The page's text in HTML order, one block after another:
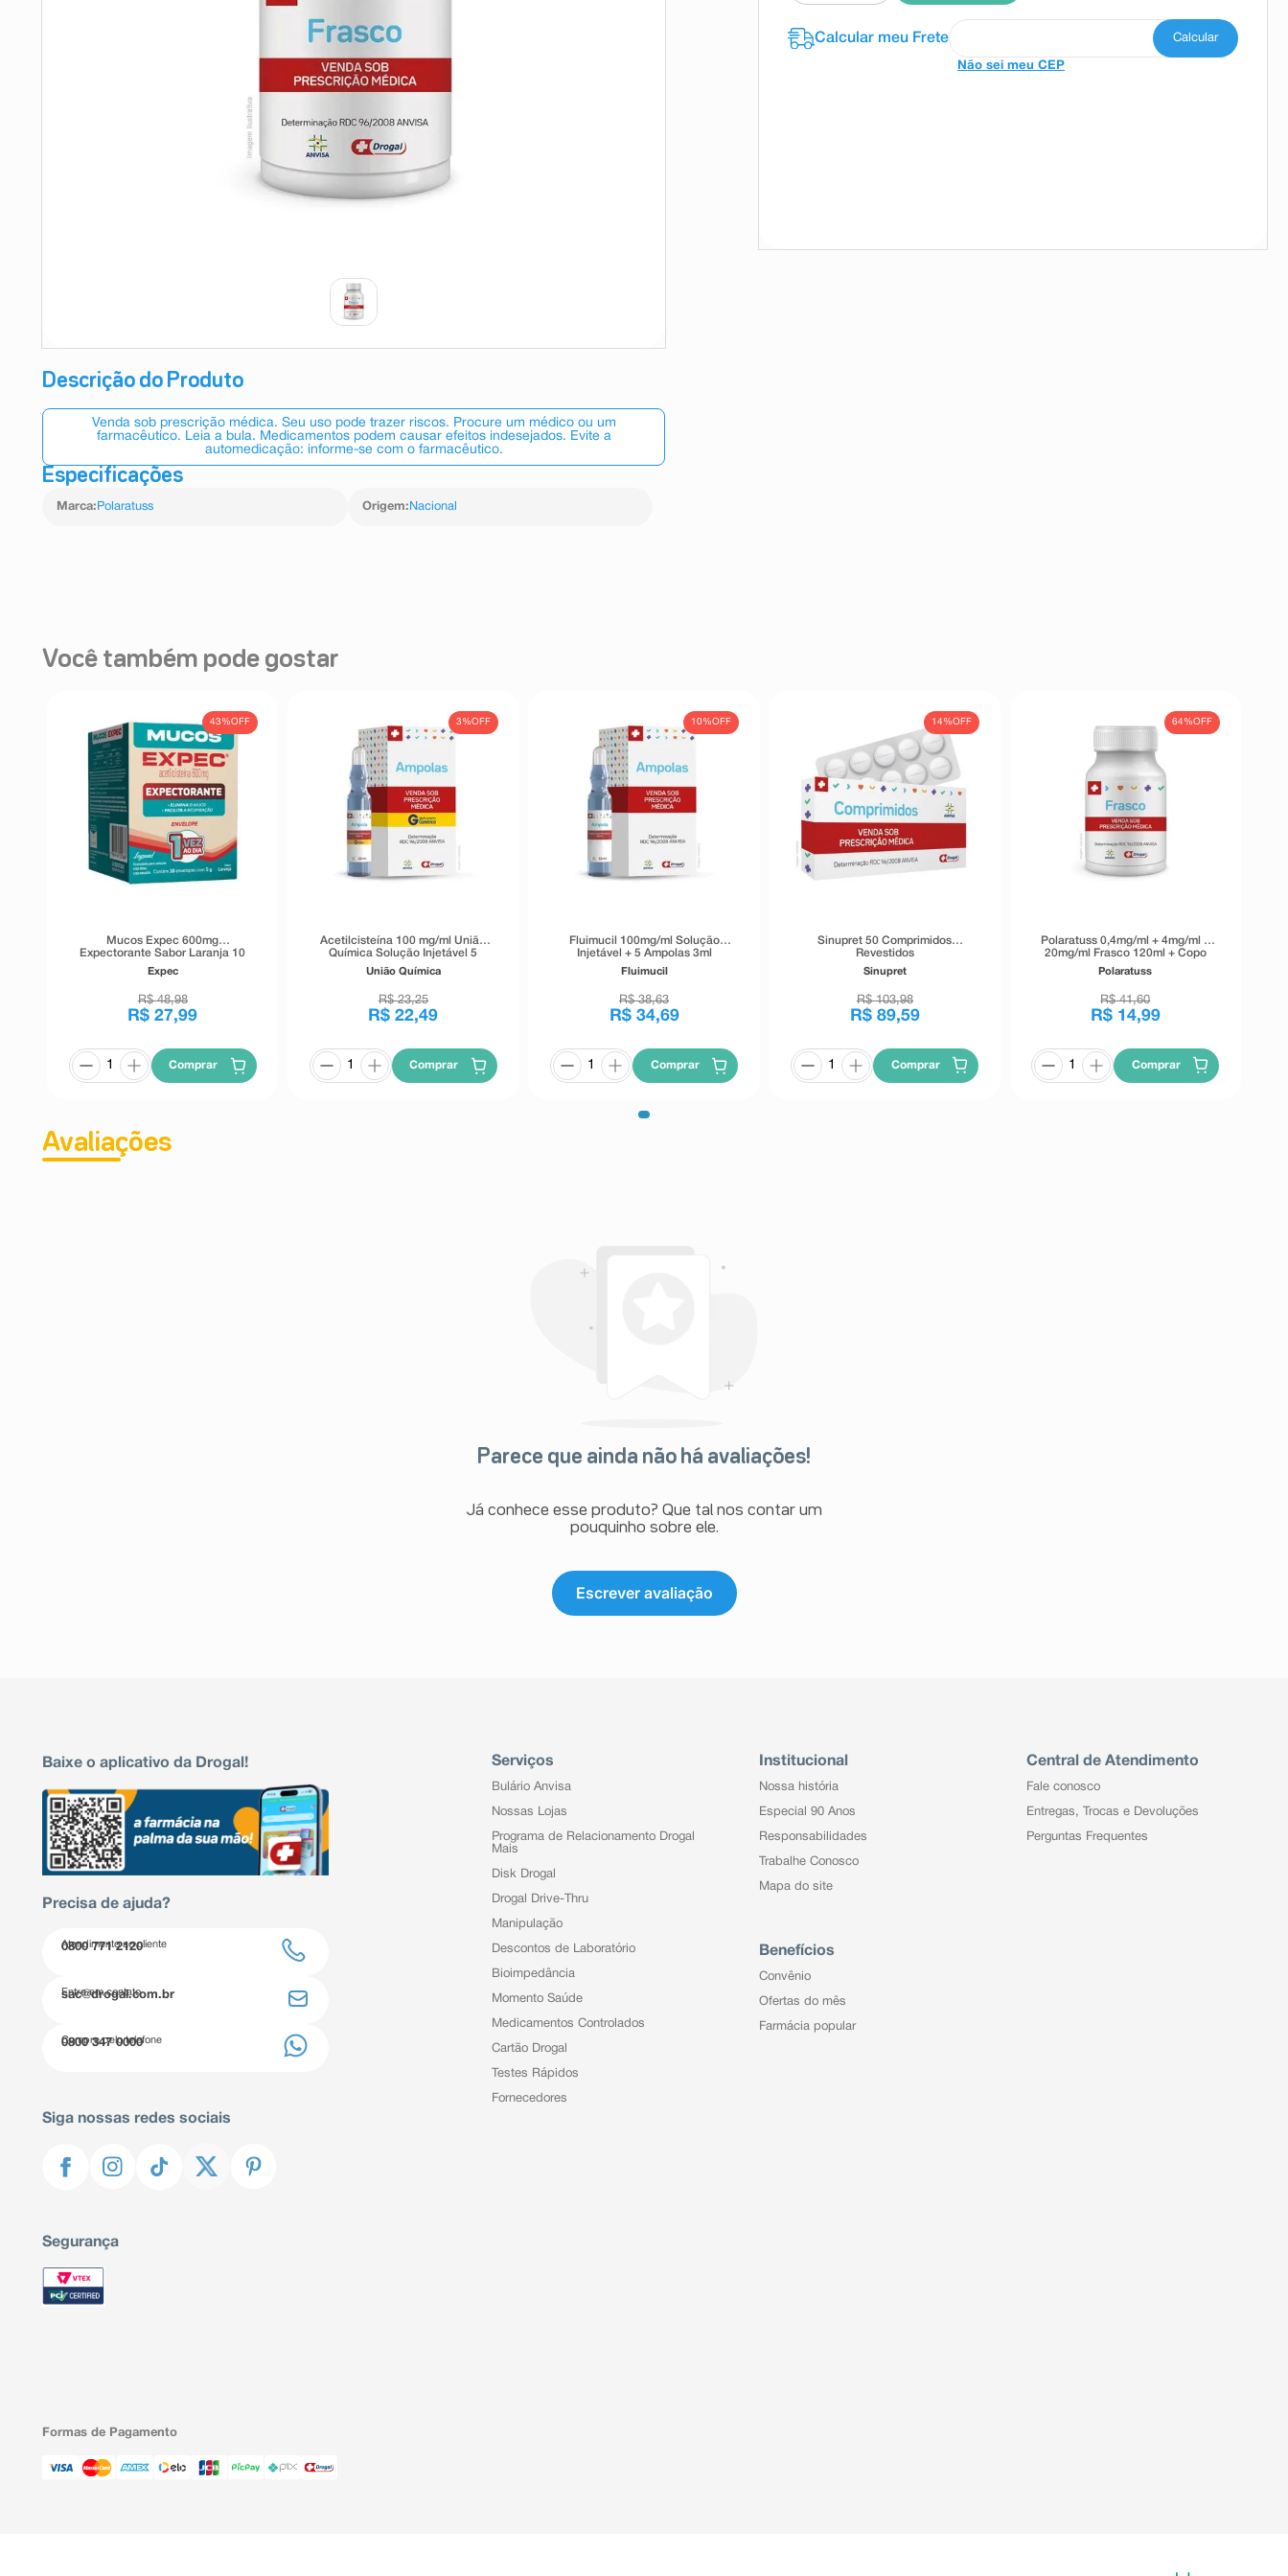
Descrição do Produto
Venda sob prescrição médica. Seu uso pode trazer riscos. Procure um médico ou um
farmacêutico. Leia a bula. Medicamentos podem causar efeitos indesejados. Evite a
automedicação: informe-se com o farmacêutico.
Especificações
Marca: Polaratuss Origem: Nacional
Não sei meu CEP
Você também pode gostar
43%OFF
Mucos Expec 600mg
Expectorante Sabor Laranja 10
Envelopes
Expec
R$ 48,98
R$ 27,99
Comprar
3%OFF
Acetilcisteína 100 mg/ml União
Química Solução Injetável 5
ampolas 3ml
União Química
R$ 23,25
R$ 22,49
Comprar
10%OFF
Fluimucil 100mg/ml Solução
Injetável + 5 Ampolas 3ml
Fluimucil
R$ 38,63
R$ 34,69
Comprar
14%OFF
Sinupret 50 Comprimidos
Revestidos
Sinupret
R$ 103,98
R$ 89,59
Comprar
64%OFF
Polaratuss 0,4mg/ml + 4mg/ml +
20mg/ml Frasco 120ml + Copo
Medidor
Polaratuss
R$ 41,60
R$ 14,99
Comprar
Avaliações
Parece que ainda não há avaliações!
Já conhece esse produto? Que tal nos contar um
pouquinho sobre ele.
Escrever avaliação
Baixe o aplicativo da Drogal!
Precisa de ajuda?
Atendimento ao cliente
0800 771 2120
Entre em contato
sac@drogal.com.br
Compre pelo telefone
0800 347 0000
Siga nossas redes sociais
Segurança
Serviços
Bulário Anvisa
Nossas Lojas
Programa de Relacionamento Drogal
Mais
Disk Drogal
Drogal Drive-Thru
Manipulação
Descontos de Laboratório
Bioimpedância
Momento Saúde
Medicamentos Controlados
Cartão Drogal
Testes Rápidos
Fornecedores
Institucional
Nossa história
Especial 90 Anos
Responsabilidades
Trabalhe Conosco
Mapa do site
Benefícios
Convênio
Ofertas do mês
Farmácia popular
Central de Atendimento
Fale conosco
Entregas, Trocas e Devoluções
Perguntas Frequentes
Formas de Pagamento
º esmalte
absorvente